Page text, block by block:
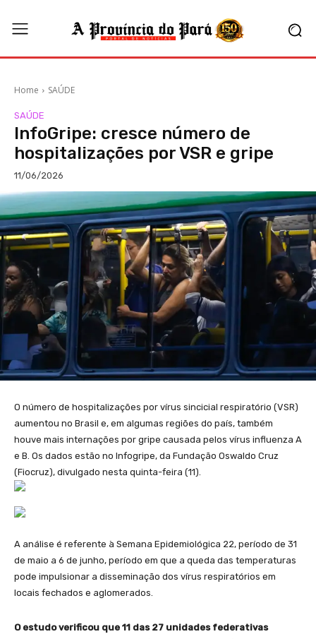
Home SAÚDE
SAÚDE
InfoGripe: cresce número de
hospitalizações por VSR e gripe
11/06/2026
O número de hospitalizações por vírus sincicial respiratório (VSR)
aumentou no Brasil e, em algumas regiões do país, também
houve mais internações por gripe causada pelos vírus influenza A
e B. Os dados estão no Infogripe, da Fundação Oswaldo Cruz
(Fiocruz), divulgado nesta quinta-feira (11).
A análise é referente à Semana Epidemiológica 22, período de 31
de maio a 6 de junho, período em que a queda das temperaturas
pode impulsionar a disseminação dos vírus respiratórios em
locais fechados e aglomerados.
O estudo verificou que 11 das 27 unidades federativas